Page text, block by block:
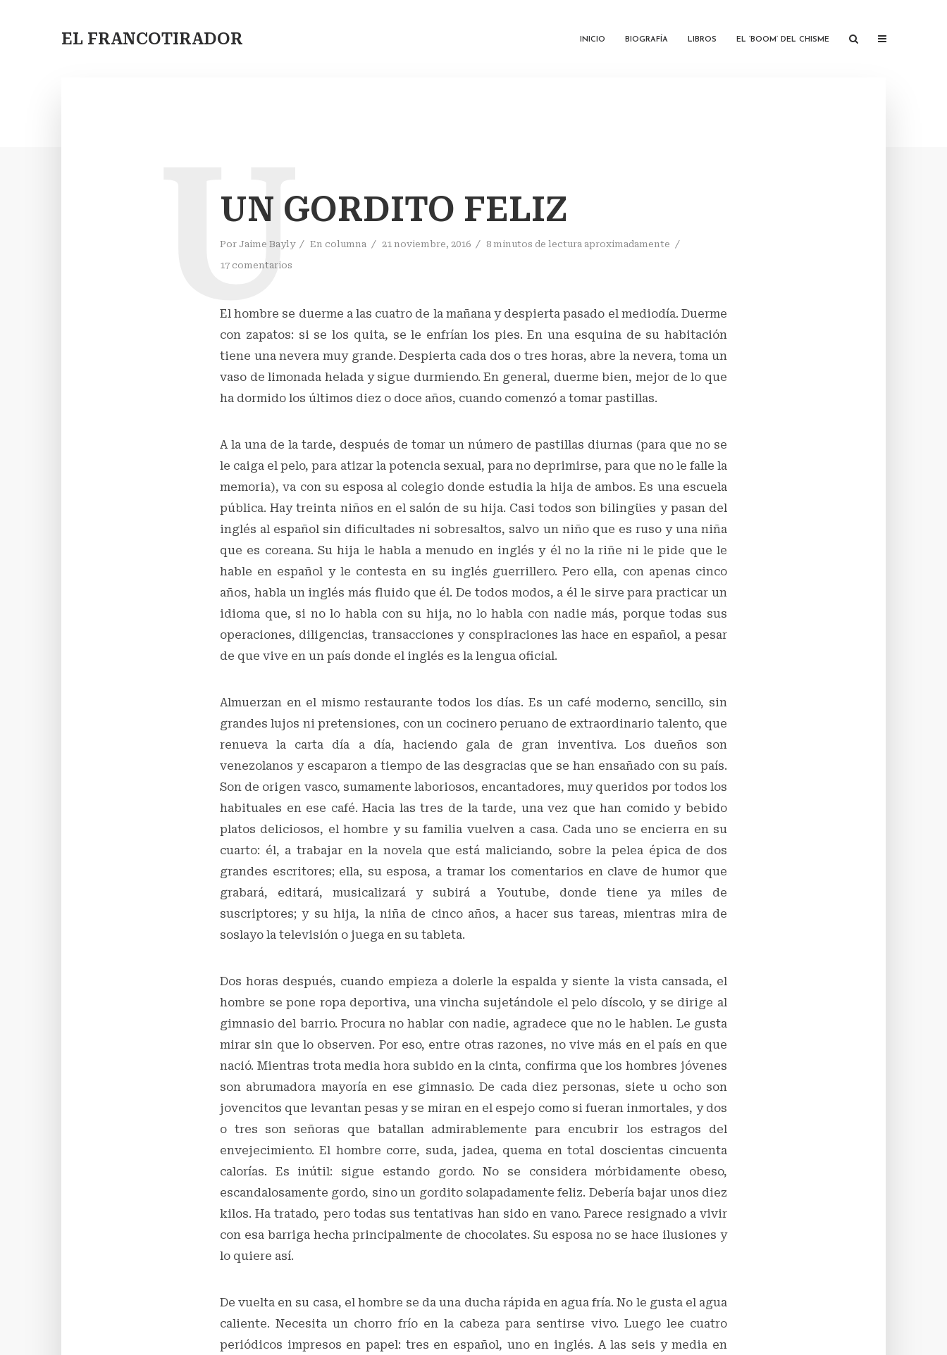
EL FRANCOTIRADOR INICIO BIOGRAFÍA LIBROS EL ‘BOOM’ DEL CHISME
UN GORDITO FELIZ
Por Jaime Bayly En columna 21 noviembre, 2016
8 minutos de lectura aproximadamente
17 comentarios
U
El hombre se duerme a las cuatro de la mañana y despierta pasado el mediodía. Duerme
con zapatos: si se los quita, se le enfrían los pies. En una esquina de su habitación
tiene una nevera muy grande. Despierta cada dos o tres horas, abre la nevera, toma un
vaso de limonada helada y sigue durmiendo. En general, duerme bien, mejor de lo que
ha dormido los últimos diez o doce años, cuando comenzó a tomar pastillas.
A la una de la tarde, después de tomar un número de pastillas diurnas (para que no se
le caiga el pelo, para atizar la potencia sexual, para no deprimirse, para que no le falle la
memoria), va con su esposa al colegio donde estudia la hija de ambos. Es una escuela
pública. Hay treinta niños en el salón de su hija. Casi todos son bilingües y pasan del
inglés al español sin dificultades ni sobresaltos, salvo un niño que es ruso y una niña
que es coreana. Su hija le habla a menudo en inglés y él no la riñe ni le pide que le
hable en español y le contesta en su inglés guerrillero. Pero ella, con apenas cinco
años, habla un inglés más fluido que él. De todos modos, a él le sirve para practicar un
idioma que, si no lo habla con su hija, no lo habla con nadie más, porque todas sus
operaciones, diligencias, transacciones y conspiraciones las hace en español, a pesar
de que vive en un país donde el inglés es la lengua oficial.
Almuerzan en el mismo restaurante todos los días. Es un café moderno, sencillo, sin
grandes lujos ni pretensiones, con un cocinero peruano de extraordinario talento, que
renueva la carta día a día, haciendo gala de gran inventiva. Los dueños son
venezolanos y escaparon a tiempo de las desgracias que se han ensañado con su país.
Son de origen vasco, sumamente laboriosos, encantadores, muy queridos por todos los
habituales en ese café. Hacia las tres de la tarde, una vez que han comido y bebido
platos deliciosos, el hombre y su familia vuelven a casa. Cada uno se encierra en su
cuarto: él, a trabajar en la novela que está maliciando, sobre la pelea épica de dos
grandes escritores; ella, su esposa, a tramar los comentarios en clave de humor que
grabará, editará, musicalizará y subirá a Youtube, donde tiene ya miles de
suscriptores; y su hija, la niña de cinco años, a hacer sus tareas, mientras mira de
soslayo la televisión o juega en su tableta.
Dos horas después, cuando empieza a dolerle la espalda y siente la vista cansada, el
hombre se pone ropa deportiva, una vincha sujetándole el pelo díscolo, y se dirige al
gimnasio del barrio. Procura no hablar con nadie, agradece que no le hablen. Le gusta
mirar sin que lo observen. Por eso, entre otras razones, no vive más en el país en que
nació. Mientras trota media hora subido en la cinta, confirma que los hombres jóvenes
son abrumadora mayoría en ese gimnasio. De cada diez personas, siete u ocho son
jovencitos que levantan pesas y se miran en el espejo como si fueran inmortales, y dos
o tres son señoras que batallan admirablemente para encubrir los estragos del
envejecimiento. El hombre corre, suda, jadea, quema en total doscientas cincuenta
calorías. Es inútil: sigue estando gordo. No se considera mórbidamente obeso,
escandalosamente gordo, sino un gordito solapadamente feliz. Debería bajar unos diez
kilos. Ha tratado, pero todas sus tentativas han sido en vano. Parece resignado a vivir
con esa barriga hecha principalmente de chocolates. Su esposa no se hace ilusiones y
lo quiere así.
De vuelta en su casa, el hombre se da una ducha rápida en agua fría. No le gusta el agua
caliente. Necesita un chorro frío en la cabeza para sentirse vivo. Luego lee cuatro
periódicos impresos en papel: tres en español, uno en inglés. A las seis y media en